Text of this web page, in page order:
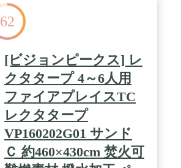
62
[ビジョンピークス] レ
クタタープ 4～6人用
ファイアプレイスTC
レクタタープ
VP160202G01 サンド
Ｃ 約460×430cm 焚火可